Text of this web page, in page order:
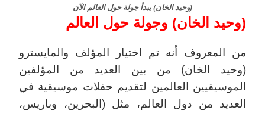
(وحيد الخان) يبدأ جولة حول العالم الآن
(وحيد الخان) وجولة حول العالم
من المعروف أنه تم اختيار المؤلف والمايسترو
(وحيد الخان) من بين العديد من المؤلفين
الموسيقيين العالمين لتقديم حفلات موسيقية في
العديد من دول العالم، مثل (البحرين، وباريس،